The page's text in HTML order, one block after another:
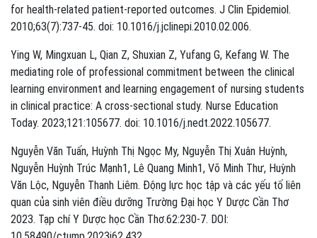
for health-related patient-reported outcomes. J Clin Epidemiol.
2010;63(7):737-45. doi: 10.1016/j.jclinepi.2010.02.006.
Ying W, Mingxuan L, Qian Z, Shuxian Z, Yufang G, Kefang W. The
mediating role of professional commitment between the clinical
learning environment and learning engagement of nursing students
in clinical practice: A cross-sectional study. Nurse Education
Today. 2023;121:105677. doi: 10.1016/j.nedt.2022.105677.
Nguyễn Văn Tuấn, Huỳnh Thị Ngọc My, Nguyễn Thị Xuân Huỳnh,
Nguyễn Huỳnh Trúc Mạnh1, Lê Quang Minh1, Võ Minh Thư, Huỳnh
Văn Lộc, Nguyễn Thanh Liêm. Động lực học tập và các yếu tố liên
quan của sinh viên điều dưỡng Trường Đại học Y Dược Cần Thơ
2023. Tạp chí Y Dược học Cần Thơ.62:230-7. DOI: